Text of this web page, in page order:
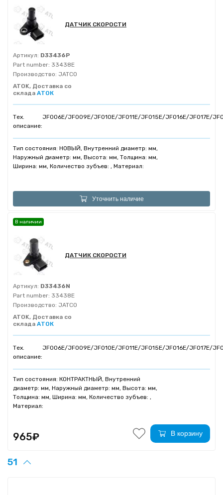
ДАТЧИК СКОРОСТИ
Артикул: D33436P
Part number: 33438E
Производство: JATCO
ATOK, Доставка со
склада АТОК
Тех.
описание:
JF006E/JF009E/JF010E/JF011E/JF015E/JF016E/JF017E/
Тип состояния: НОВЫЙ, Внутренний диаметр: мм,
Наружный диаметр: мм, Высота: мм, Толщина: мм,
Ширина: мм, Количество зубъев: , Материал:
Уточнить наличие
ДАТЧИК СКОРОСТИ
Артикул: D33436N
Part number: 33438E
Производство: JATCO
ATOK, Доставка со
склада АТОК
Тех.
описание:
JF006E/JF009E/JF010E/JF011E/JF015E/JF016E/JF017E/
Тип состояния: КОНТРАКТНЫЙ, Внутренний
диаметр: мм, Наружный диаметр: мм, Высота: мм,
Толщина: мм, Ширина: мм, Количество зубъев: ,
Материал:
В наличии
965₽ В корзину
51